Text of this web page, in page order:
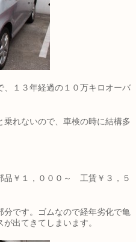
、１３年経過の１０万キロオーバ
乗れないので、車検の時に結構多
品￥１，０００～ 工賃￥３，５
です。ゴムなので経年劣化で亀
出てきてしまいます。